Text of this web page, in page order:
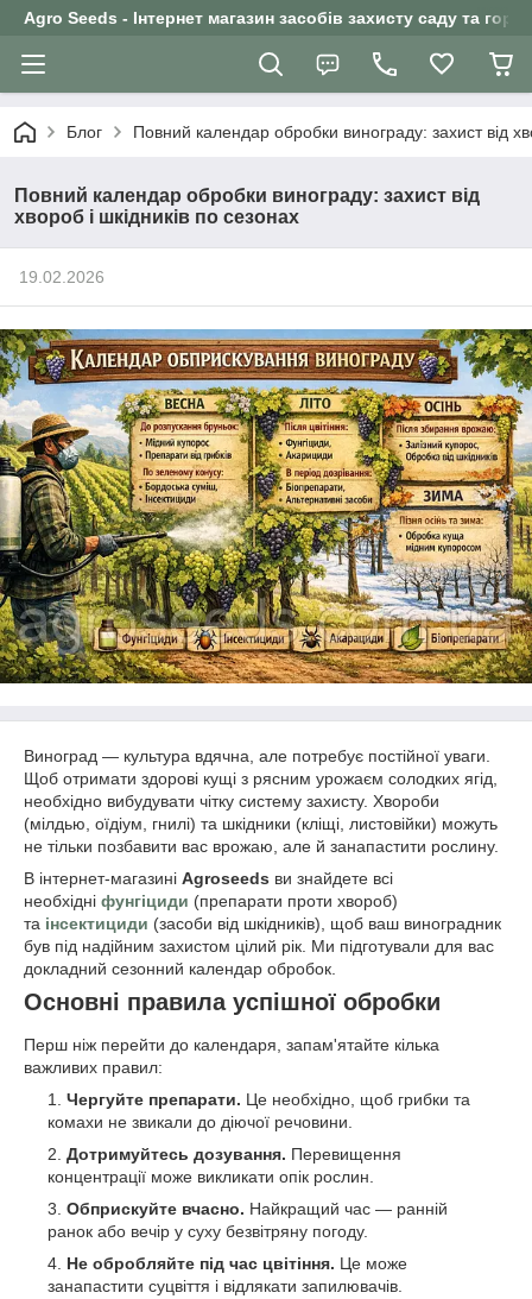
Agro Seeds - Інтернет магазин засобів захисту саду та
Блог Повний календар обробки винограду: захист від
Повний календар обробки винограду: захист від
хвороб і шкідників по сезонах
19.02.2026
Виноград — культура вдячна, але потребує постійної уваги.
Щоб отримати здорові кущі з рясним урожаєм солодких ягід,
необхідно вибудувати чітку систему захисту. Хвороби
(мілдью, оїдіум, гнилі) та шкідники (кліщі, листовійки) можуть
не тільки позбавити вас врожаю, але й занапастити рослину.
В інтернет-магазині Agroseeds ви знайдете всі
необхідні фунгіциди (препарати проти хвороб)
та інсектициди (засоби від шкідників), щоб ваш виноградник
був під надійним захистом цілий рік. Ми підготували для вас
докладний сезонний календар обробок.
Основні правила успішної обробки
Перш ніж перейти до календаря, запам'ятайте кілька
важливих правил:
Чергуйте препарати. Це необхідно, щоб грибки та
комахи не звикали до діючої речовини.
Дотримуйтесь дозування. Перевищення
концентрації може викликати опік рослин.
Обприскуйте вчасно. Найкращий час — ранній
ранок або вечір у суху безвітряну погоду.
Не обробляйте під час цвітіння. Це може
занапастити суцвіття і відлякати запилювачів.